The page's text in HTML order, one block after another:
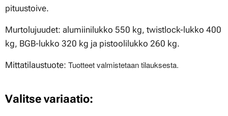
pituustoive.
Murtolujuudet: alumiinilukko 550 kg, twistlock-lukko 400
kg, BGB-lukko 320 kg ja pistoolilukko 260 kg.
Mittatilaustuote: Tuotteet valmistetaan tilauksesta.
Valitse variaatio: